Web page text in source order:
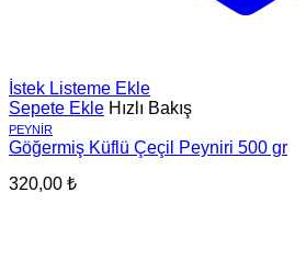
İstek Listeme Ekle
Sepete Ekle Hızlı Bakış
PEYNIR
Göğermiş Küflü Çeçil Peyniri 500 gr
320,00 ₺